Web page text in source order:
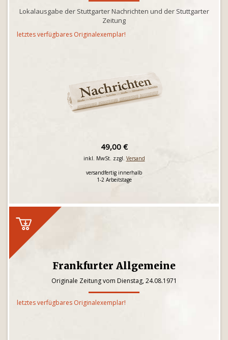
Lokalausgabe der Stuttgarter Nachrichten und der Stuttgarter
Zeitung
letztes verfügbares Originalexemplar!
49,00 €
inkl. MwSt. zzgl. Versand
versandfertig innerhalb
1-2 Arbeitstage
Frankfurter Allgemeine
Originale Zeitung vom Dienstag, 24.08.1971
letztes verfügbares Originalexemplar!